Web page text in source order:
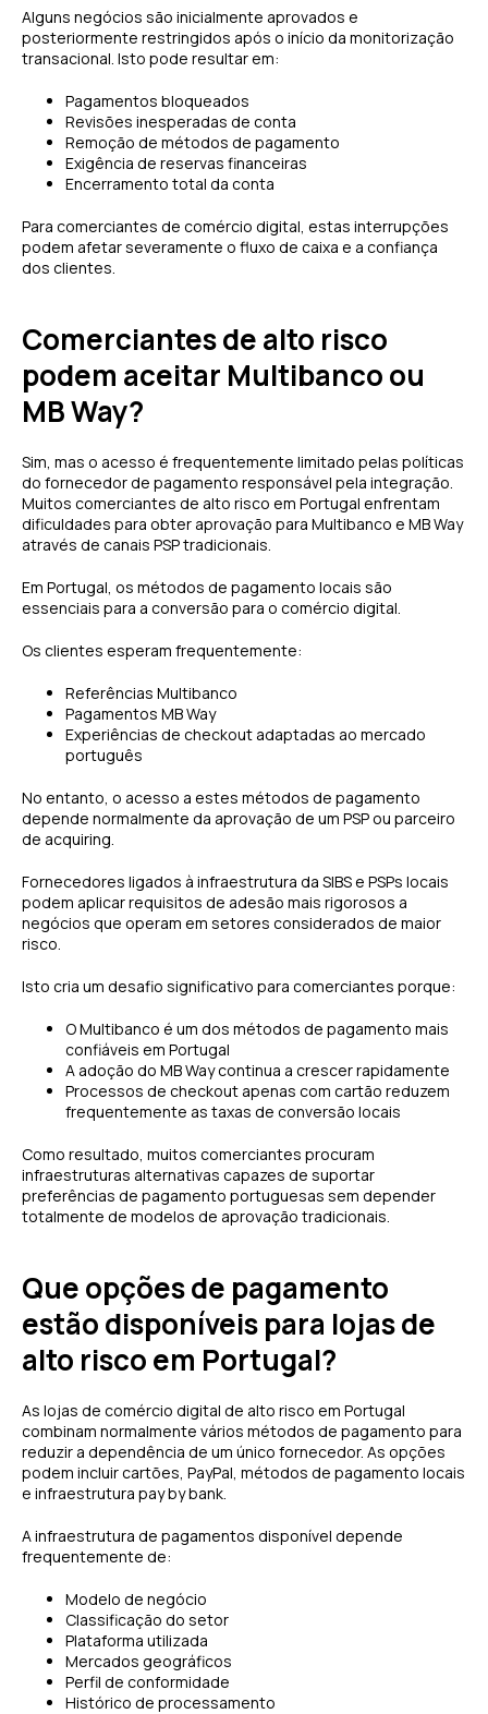
Alguns negócios são inicialmente aprovados e
posteriormente restringidos após o início da monitorização
transacional. Isto pode resultar em:
Pagamentos bloqueados
Revisões inesperadas de conta
Remoção de métodos de pagamento
Exigência de reservas financeiras
Encerramento total da conta
Para comerciantes de comércio digital, estas interrupções
podem afetar severamente o fluxo de caixa e a confiança
dos clientes.
Comerciantes de alto risco
podem aceitar Multibanco ou
MB Way?
Sim, mas o acesso é frequentemente limitado pelas políticas
do fornecedor de pagamento responsável pela integração.
Muitos comerciantes de alto risco em Portugal enfrentam
dificuldades para obter aprovação para Multibanco e MB Way
através de canais PSP tradicionais.
Em Portugal, os métodos de pagamento locais são
essenciais para a conversão para o comércio digital.
Os clientes esperam frequentemente:
Referências Multibanco
Pagamentos MB Way
Experiências de checkout adaptadas ao mercado
português
No entanto, o acesso a estes métodos de pagamento
depende normalmente da aprovação de um PSP ou parceiro
de acquiring.
Fornecedores ligados à infraestrutura da SIBS e PSPs locais
podem aplicar requisitos de adesão mais rigorosos a
negócios que operam em setores considerados de maior
risco.
Isto cria um desafio significativo para comerciantes porque:
O Multibanco é um dos métodos de pagamento mais
confiáveis em Portugal
A adoção do MB Way continua a crescer rapidamente
Processos de checkout apenas com cartão reduzem
frequentemente as taxas de conversão locais
Como resultado, muitos comerciantes procuram
infraestruturas alternativas capazes de suportar
preferências de pagamento portuguesas sem depender
totalmente de modelos de aprovação tradicionais.
Que opções de pagamento
estão disponíveis para lojas de
alto risco em Portugal?
As lojas de comércio digital de alto risco em Portugal
combinam normalmente vários métodos de pagamento para
reduzir a dependência de um único fornecedor. As opções
podem incluir cartões, PayPal, métodos de pagamento locais
e infraestrutura pay by bank.
A infraestrutura de pagamentos disponível depende
frequentemente de:
Modelo de negócio
Classificação do setor
Plataforma utilizada
Mercados geográficos
Perfil de conformidade
Histórico de processamento